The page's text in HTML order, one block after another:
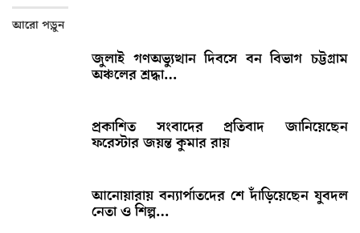
আরো পড়ুন
জুলাই গণঅভ্যুত্থান দিবসে বন বিভাগ চট্টগ্রাম
অঞ্চলের শ্রদ্ধা…
প্রকাশিত সংবাদের প্রতিবাদ জানিয়েছেন
ফরেস্টার জয়ন্ত কুমার রায়
আনোয়ারায় বন্যার্পাতদের শে দাঁড়িয়েছেন যুবদল
নেতা ও শিল্প…